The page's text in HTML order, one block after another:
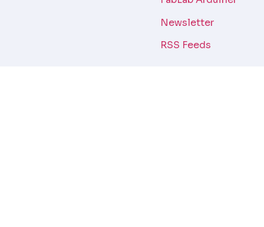
Newsletter
RSS Feeds